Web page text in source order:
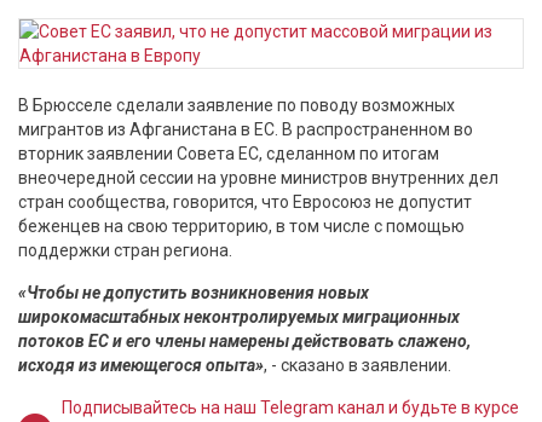
В Брюсселе сделали заявление по поводу возможных
мигрантов из Афганистана в ЕС. В распространенном во
вторник заявлении Совета ЕС, сделанном по итогам
внеочередной сессии на уровне министров внутренних дел
стран сообщества, говорится, что Евросоюз не допустит
беженцев на свою территорию, в том числе с помощью
поддержки стран региона.
«Чтобы не допустить возникновения новых
широкомасштабных неконтролируемых миграционных
потоков ЕС и его члены намерены действовать слажено,
исходя из имеющегося опыта», - сказано в заявлении.
Подписывайтесь на наш Telegram канал и будьте в курсе